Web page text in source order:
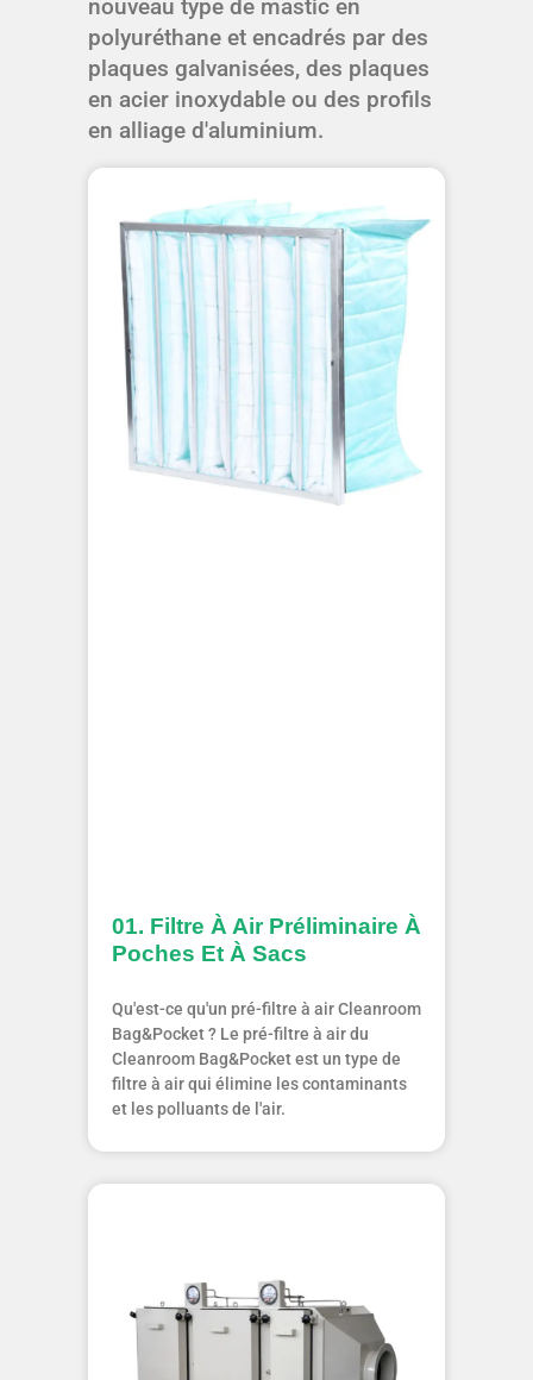
nouveau type de mastic en
polyuréthane et encadrés par des
plaques galvanisées, des plaques
en acier inoxydable ou des profils
en alliage d'aluminium.
01. Filtre À Air Préliminaire À
Poches Et À Sacs
Qu'est-ce qu'un pré-filtre à air Cleanroom
Bag&Pocket ? Le pré-filtre à air du
Cleanroom Bag&Pocket est un type de
filtre à air qui élimine les contaminants
et les polluants de l'air.